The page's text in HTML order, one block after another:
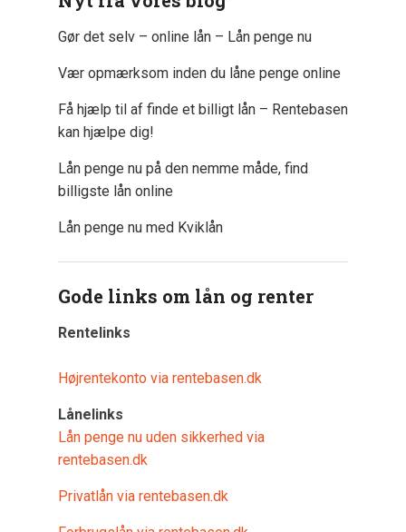
Gør det selv – online lån – Lån penge nu
Vær opmærksom inden du låne penge online
Få hjælp til af finde et billigt lån – Rentebasen
kan hjælpe dig!
Lån penge nu på den nemme måde, find
billigste lån online
Lån penge nu med Kviklån
Gode links om lån og renter
Rentelinks
Højrentekonto via rentebasen.dk
Lånelinks
Lån penge nu uden sikkerhed via
rentebasen.dk
Privatlån via rentebasen.dk